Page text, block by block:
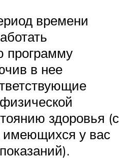
времени
программу
в нее
здоровья (с
имеющихся у вас